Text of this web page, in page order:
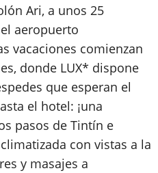
Ari, a unos 25
aeropuerto
vacaciones comienzan
donde LUX* dispone
que esperan el
el hotel: ¡una
pasos de Tintín e
con vistas a la
y masajes a